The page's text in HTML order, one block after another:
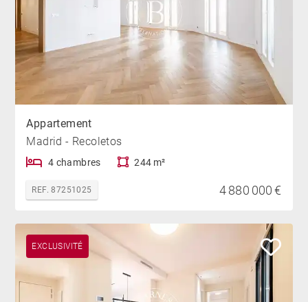
Appartement
Madrid - Recoletos
4 chambres 244 m²
REF. 87251025 4 880 000 €
EXCLUSIVITÉ